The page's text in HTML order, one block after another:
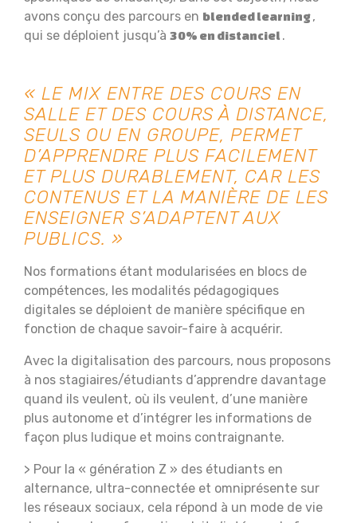
avons conçu des parcours en blended learning,
qui se déploient jusqu’à 30% en distanciel .
« LE MIX ENTRE DES COURS EN
SALLE ET DES COURS À DISTANCE,
SEULS OU EN GROUPE, PERMET
D’APPRENDRE PLUS FACILEMENT
ET PLUS DURABLEMENT, CAR LES
CONTENUS ET LA MANIÈRE DE LES
ENSEIGNER S’ADAPTENT AUX
PUBLICS. »
Nos formations étant modularisées en blocs de
compétences, les modalités pédagogiques
digitales se déploient de manière spécifique en
fonction de chaque savoir-faire à acquérir.
Avec la digitalisation des parcours, nous proposons
à nos stagiaires/étudiants d’apprendre davantage
quand ils veulent, où ils veulent, d’une manière
plus autonome et d’intégrer les informations de
façon plus ludique et moins contraignante.
> Pour la « génération Z » des étudiants en
alternance, ultra-connectée et omniprésente sur
les réseaux sociaux, cela répond à un mode de vie